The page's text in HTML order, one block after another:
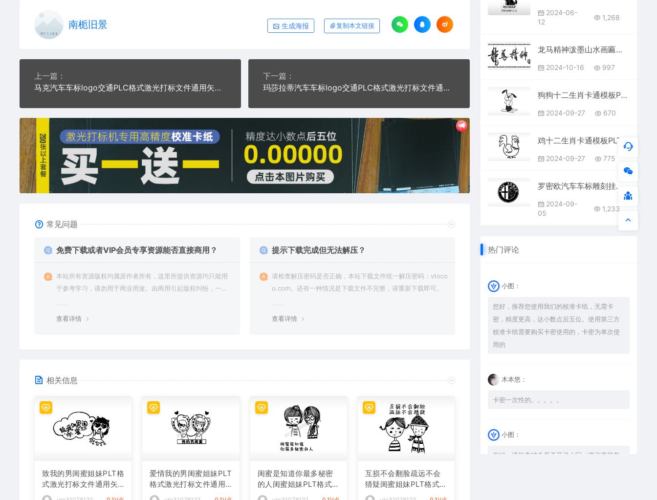
南栀旧景 生成海报 复制本文链接
上一篇：
马克汽车车标logo交通PLC格式激光打标文件通用矢量图
下一篇：
玛莎拉蒂汽车车标logo交通PLC格式激光打标文件通用矢量图
常见问题
免费下载或者VIP会员专享资源能否直接商用？
本站所有资源版权均属原作者所有，这里所提供资源均只能用
于参考学习，请勿用于商业用途。由商用引起版权纠纷，一切
查看详情
提示下载完成但无法解压？
请检查解压密码是否正确，本站下载文件统一解压密码：vtoco
o.com。还有一种情况是下载文件不完整，请重新下载即可。
查看详情
相关信息
致我的男闺蜜姐妹PLT格
式激光打标文件通用矢
量图
爱情我的男闺蜜姐妹PLT
格式激光打标文件通用
矢量图
闺蜜是知道你最多秘密
的人闺蜜姐妹PLT格式激
光打标文件通用矢量图
互损不会翻脸疏远不会
猜疑闺蜜姐妹PLT格式激
光打标文件通用矢量图
2024-06-
12
1,268
龙马精神泼墨山水画匾额PLT格式激光打标文件通用矢量图
2024-10-16 997
狗狗十二生肖卡通模板PLT格式激光打标文件通用矢量图
2024-09-27 670
鸡十二生肖卡通模板PLT格式激光打标文件通用矢量图
2024-09-27 775
罗密欧汽车车标雕刻挂坠项链PLT格式激光打标文件通用矢量图
2024-09-
05
1,233
热门评论
小图：
您好，推荐您使用我们的校准卡纸，无需卡
密，精度更高，达小数点后五位。使用第三方
校准卡纸需要购买卡密使用的，卡密为单次使
用的
木本悠：
卡密一次性的。。。。。
小图：
您好，请检查键盘是否开了大写（建议直接复